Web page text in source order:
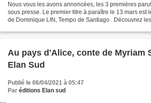
Nous vous les avons annoncées, les 3 premières
sous presse. Le premier titre à paraître le 13 mars est
de Dominique LIN, Tempo de Santiago . Découvrez
Au pays d'Alice, conte de Myriam
Elan Sud
Publié le 06/04/2021 à 05:47
Par éditions Elan sud